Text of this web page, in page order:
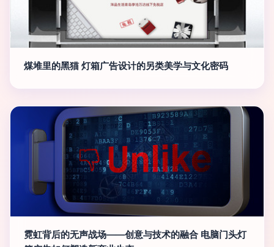
煤堆里的黑猫 灯箱广告设计的另类美学与文化密码
霓虹背后的无声战场——创意与技术的融合 电脑门头灯